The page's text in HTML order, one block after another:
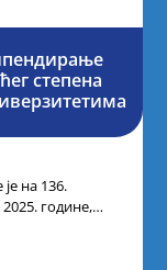
степена
на 136.
године,